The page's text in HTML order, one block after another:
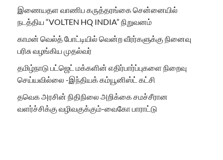
இணையதள வாணிப கருத்தரங்கை சென்னையில்
நடத்திய “VOLTEN HQ INDIA” நிறுவனம்
காமன் வெல்த் போட்டியில் வென்ற வீரர்களுக்கு நினைவு
பரிசு வழங்கிய முதல்வர்
தமிழ்நாடு பட்ஜெட் மக்களின் எதிர்பார்ப்புகளை நிறைவு
செய்யவில்லை -இந்தியக் கம்யூனிஸ்ட் கட்சி
தவெக அரசின் நிதிநிலை அறிக்கை சமச்சீரான
வளர்ச்சிக்கு வழிவகுக்கும்-வைகோ பாராட்டு